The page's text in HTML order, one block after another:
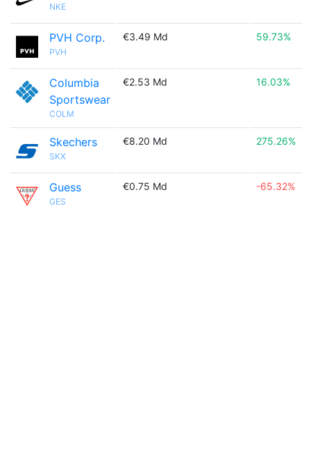
NKE
PVH Corp.
PVH
€3.49 Md 59.73%
Columbia
Sportswear
COLM
€2.53 Md 16.03%
Skechers
SKX
€8.20 Md 275.26%
Guess
GES
€0.75 Md -65.32%